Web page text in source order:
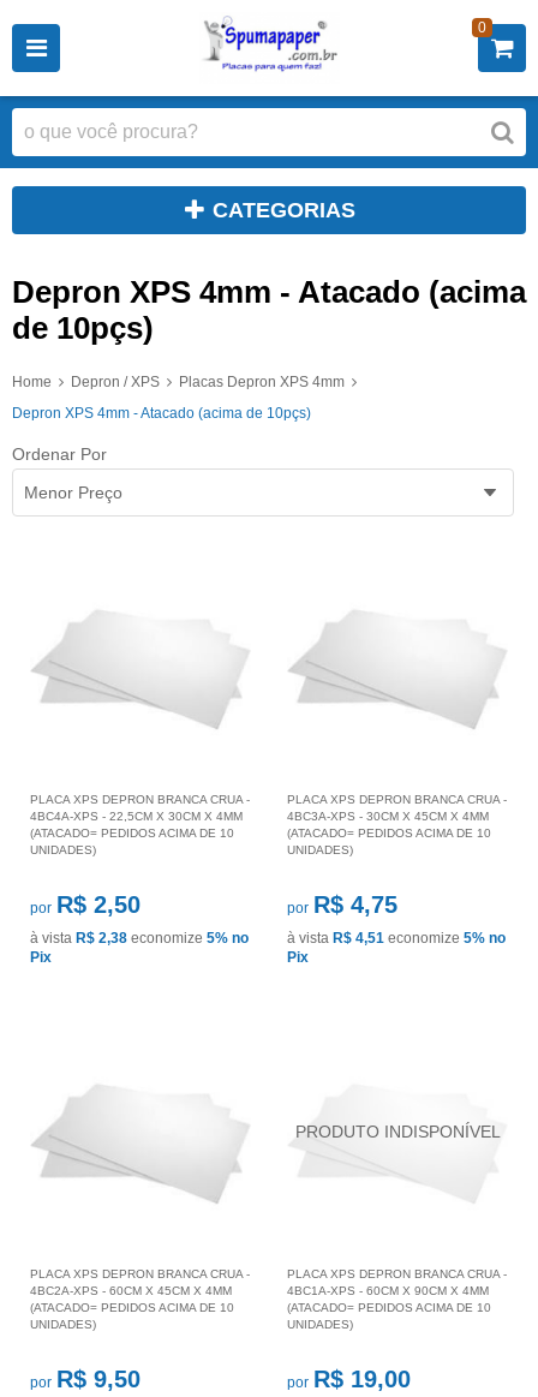
0
CATEGORIAS
Depron XPS 4mm - Atacado (acima
de 10pçs)
Home Depron / XPS
Placas Depron XPS 4mm
Depron XPS 4mm - Atacado (acima de 10pçs)
Ordenar Por
Menor Preço
PLACA XPS DEPRON BRANCA CRUA -
4BC4A-XPS - 22,5CM X 30CM X 4MM
(ATACADO= PEDIDOS ACIMA DE 10
UNIDADES)
por R$ 2,50
à vista R$ 2,38 economize 5% no
Pix
PLACA XPS DEPRON BRANCA CRUA -
4BC3A-XPS - 30CM X 45CM X 4MM
(ATACADO= PEDIDOS ACIMA DE 10
UNIDADES)
por R$ 4,75
à vista R$ 4,51 economize 5% no
Pix
PLACA XPS DEPRON BRANCA CRUA -
4BC2A-XPS - 60CM X 45CM X 4MM
(ATACADO= PEDIDOS ACIMA DE 10
UNIDADES)
por R$ 9,50
PLACA XPS DEPRON BRANCA CRUA -
4BC1A-XPS - 60CM X 90CM X 4MM
(ATACADO= PEDIDOS ACIMA DE 10
UNIDADES)
por R$ 19,00